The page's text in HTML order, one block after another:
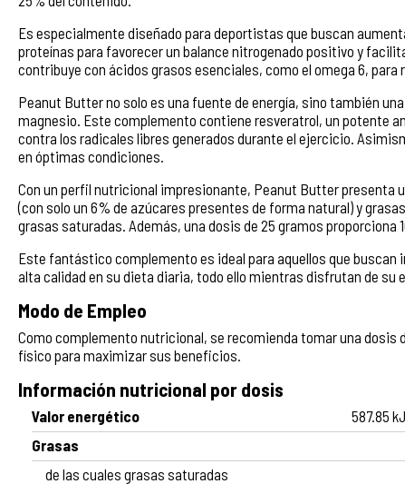
Es especialmente diseñado para deportistas que buscan
proteínas para favorecer un balance nitrogenado positivo y
contribuye con ácidos grasos esenciales, como el omega 6, para
Peanut Butter no solo es una fuente de energía, sino también
magnesio. Este complemento contiene resveratrol, un potente
contra los radicales libres generados durante el ejercicio.
en óptimas condiciones.
Con un perfil nutricional impresionante, Peanut Butter presenta
(con solo un 6% de azúcares presentes de forma natural) y
grasas saturadas. Además, una dosis de 25 gramos proporciona
Este fantástico complemento es ideal para aquellos que
alta calidad en su dieta diaria, todo ello mientras disfrutan de su
Modo de Empleo
Como complemento nutricional, se recomienda tomar una dosis
físico para maximizar sus beneficios.
Información nutricional por dosis
Valor energético
587.85
Grasas
de las cuales grasas saturadas